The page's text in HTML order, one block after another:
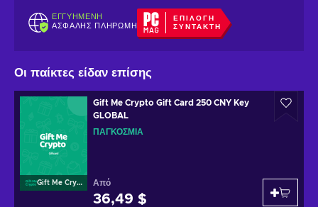
ΕΓΓΥΗΜΈΝΗ
ΑΣΦΑΛΉΣ ΠΛΗΡΩΜΉ
ΕΠΙΛΟΓΉ
ΣΥΝΤΆΚΤΗ
Οι παίκτες είδαν επίσης
Gift Me Crypto
Gift Me Crypto Gift Card 250 CNY Key
GLOBAL
ΠΑΓΚΌΣΜΙΑ
Από
36,49 $